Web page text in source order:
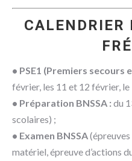
CALENDRIER
• PSE1 (Premiers secours
février, les 11 et 12 février,
• Préparation BNSSA : du
scolaires) ;
• Examen BNSSA
matériel, épreuve d’actions